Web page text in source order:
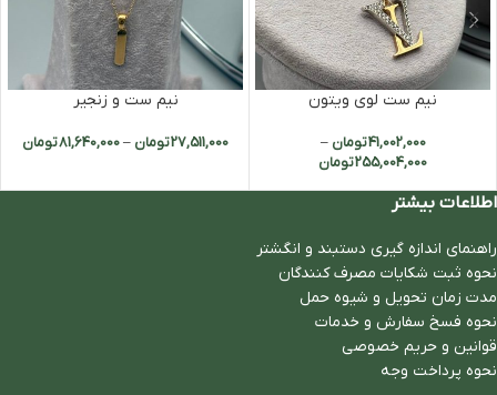
نیم ست لوی ویتون
41,002,000تومان –
255,004,000تومان
نیم ست و زنجیر
27,511,000تومان –
81,640,000تومان
اطلاعات بیشتر
راهنمای اندازه گیری دستبند و انگشتر
نحوه ثبت شكايات مصرف كنندگان
مدت زمان تحويل و شیوه حمل
نحوه فسخ سفارش و خدمات
قوانین و حریم خصوصی
نحوه پرداخت وجه